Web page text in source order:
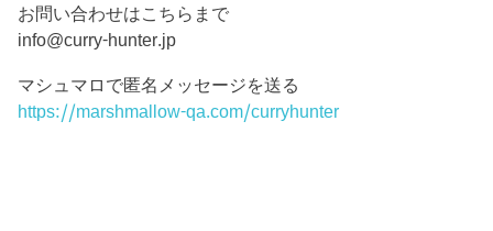
お問い合わせはこちらまで
info@curry-hunter.jp
マシュマロで匿名メッセージを送る
https://marshmallow-qa.com/curryhunter